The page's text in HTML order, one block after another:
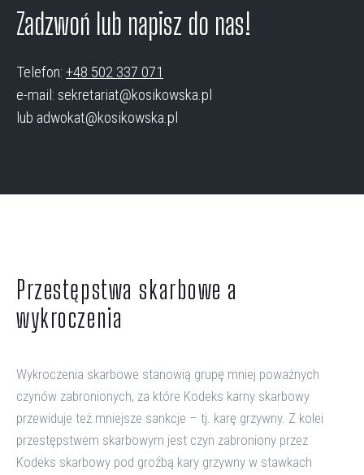
Zadzwoń lub napisz do nas!
Telefon: +48 502 337 071
e-mail: sekretariat@kosikowska.pl
lub adwokat@kosikowska.pl
Przestępstwa skarbowe a
wykroczenia
Wykroczenia skarbowe stanowią grupę mniej poważnych
czynów zabronionych, za które Kodeks karny skarbowy
przewiduje też mniejsze sankcje – tj. karę grzywny. Z kolei
przestępstwem skarbowym jest czyn zabroniony przez
Kodeks skarbowy pod groźbą kary grzywny w stawkach